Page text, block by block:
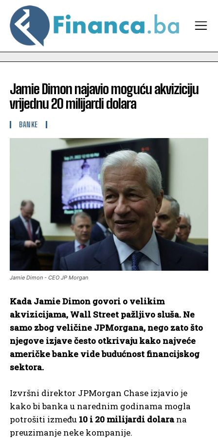
Jamie Dimon najavio moguću akviziciju
vrijednu 20 milijardi dolara
BANKE
Jamie Dimon - CEO JP Morgan
Kada Jamie Dimon govori o velikim
akvizicijama, Wall Street pažljivo sluša. Ne
samo zbog veličine JPMorgana, nego zato što
njegove izjave često otkrivaju kako najveće
američke banke vide budućnost financijskog
sektora.
Izvršni direktor JPMorgan Chase izjavio je
kako bi banka u narednim godinama mogla
potrošiti između 10 i 20 milijardi dolarana
preuzimanje neke kompanije.